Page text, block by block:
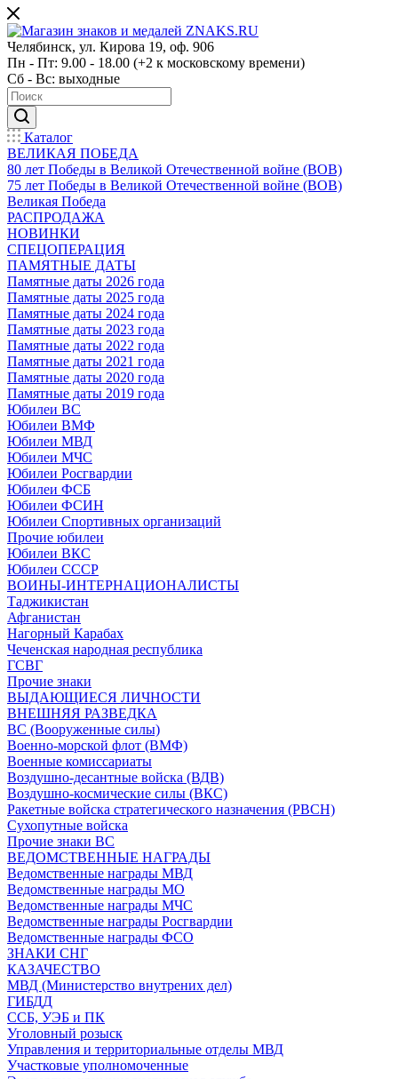
Челябинск, ул. Кирова 19, оф. 906
Пн - Пт: 9.00 - 18.00 (+2 к московскому времени)
Сб - Вс: выходные
Каталог
ВЕЛИКАЯ ПОБЕДА
80 лет Победы в Великой Отечественной войне (ВОВ)
75 лет Победы в Великой Отечественной войне (ВОВ)
Великая Победа
РАСПРОДАЖА
НОВИНКИ
СПЕЦОПЕРАЦИЯ
ПАМЯТНЫЕ ДАТЫ
Памятные даты 2026 года
Памятные даты 2025 года
Памятные даты 2024 года
Памятные даты 2023 года
Памятные даты 2022 года
Памятные даты 2021 года
Памятные даты 2020 года
Памятные даты 2019 года
Юбилеи ВС
Юбилеи ВМФ
Юбилеи МВД
Юбилеи МЧС
Юбилеи Росгвардии
Юбилеи ФСБ
Юбилеи ФСИН
Юбилеи Спортивных организаций
Прочие юбилеи
Юбилеи ВКС
Юбилеи СССР
ВОИНЫ-ИНТЕРНАЦИОНАЛИСТЫ
Таджикистан
Афганистан
Нагорный Карабах
Чеченская народная республика
ГСВГ
Прочие знаки
ВЫДАЮЩИЕСЯ ЛИЧНОСТИ
ВНЕШНЯЯ РАЗВЕДКА
ВС (Вооруженные силы)
Военно-морской флот (ВМФ)
Военные комиссариаты
Воздушно-десантные войска (ВДВ)
Воздушно-космические силы (ВКС)
Ракетные войска стратегического назначения (РВСН)
Сухопутные войска
Прочие знаки ВС
ВЕДОМСТВЕННЫЕ НАГРАДЫ
Ведомственные награды МВД
Ведомственные награды МО
Ведомственные награды МЧС
Ведомственные награды Росгвардии
Ведомственные награды ФСО
ЗНАКИ СНГ
КАЗАЧЕСТВО
МВД (Министерство внутрених дел)
ГИБДД
ССБ, УЭБ и ПК
Уголовный розыск
Управления и территориальные отделы МВД
Участковые уполномоченные